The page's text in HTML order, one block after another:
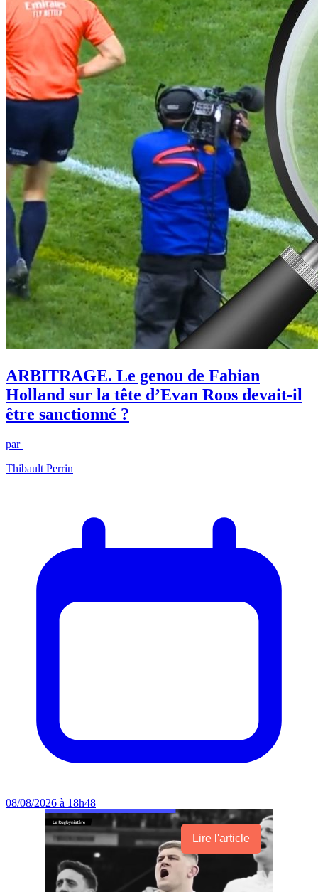
ARBITRAGE. Le genou de Fabian
Holland sur la tête d’Evan Roos devait-il
être sanctionné ?
par
Thibault Perrin
08/08/2026 à 18h48
Lire l'article